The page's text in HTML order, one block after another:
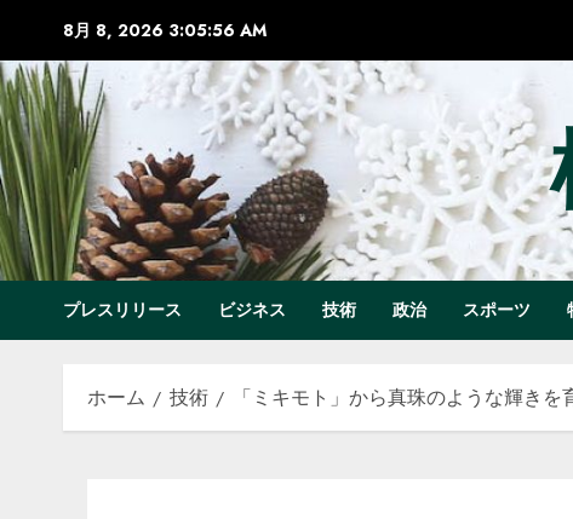
テ
ン
ツ
へ
ス
キ
ッ
プ
8月 8, 2026 3:05:57 AM
プレスリリース ビジネス 技術 政治 スポーツ
ホーム 技術 「ミキモト」から真珠のような輝き